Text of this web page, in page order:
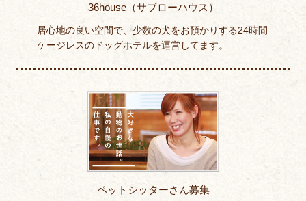
36house（サブローハウス）
居心地の良い空間で、少数の犬をお預かりする24時間
ケージレスのドッグホテルを運営してます。
ペットシッターさん募集